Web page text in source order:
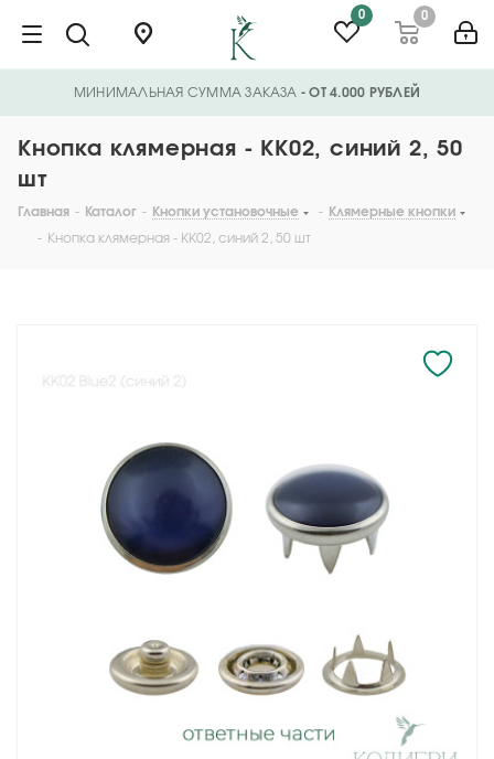
0 0
МИНИМАЛЬНАЯ СУММА ЗАКАЗА - ОТ 4.000 РУБЛЕЙ
Кнопка клямерная - KK02, синий 2, 50
шт
Главная - Каталог - Кнопки установочные - Клямерные кнопки
- Кнопка клямерная - KK02, синий 2, 50 шт